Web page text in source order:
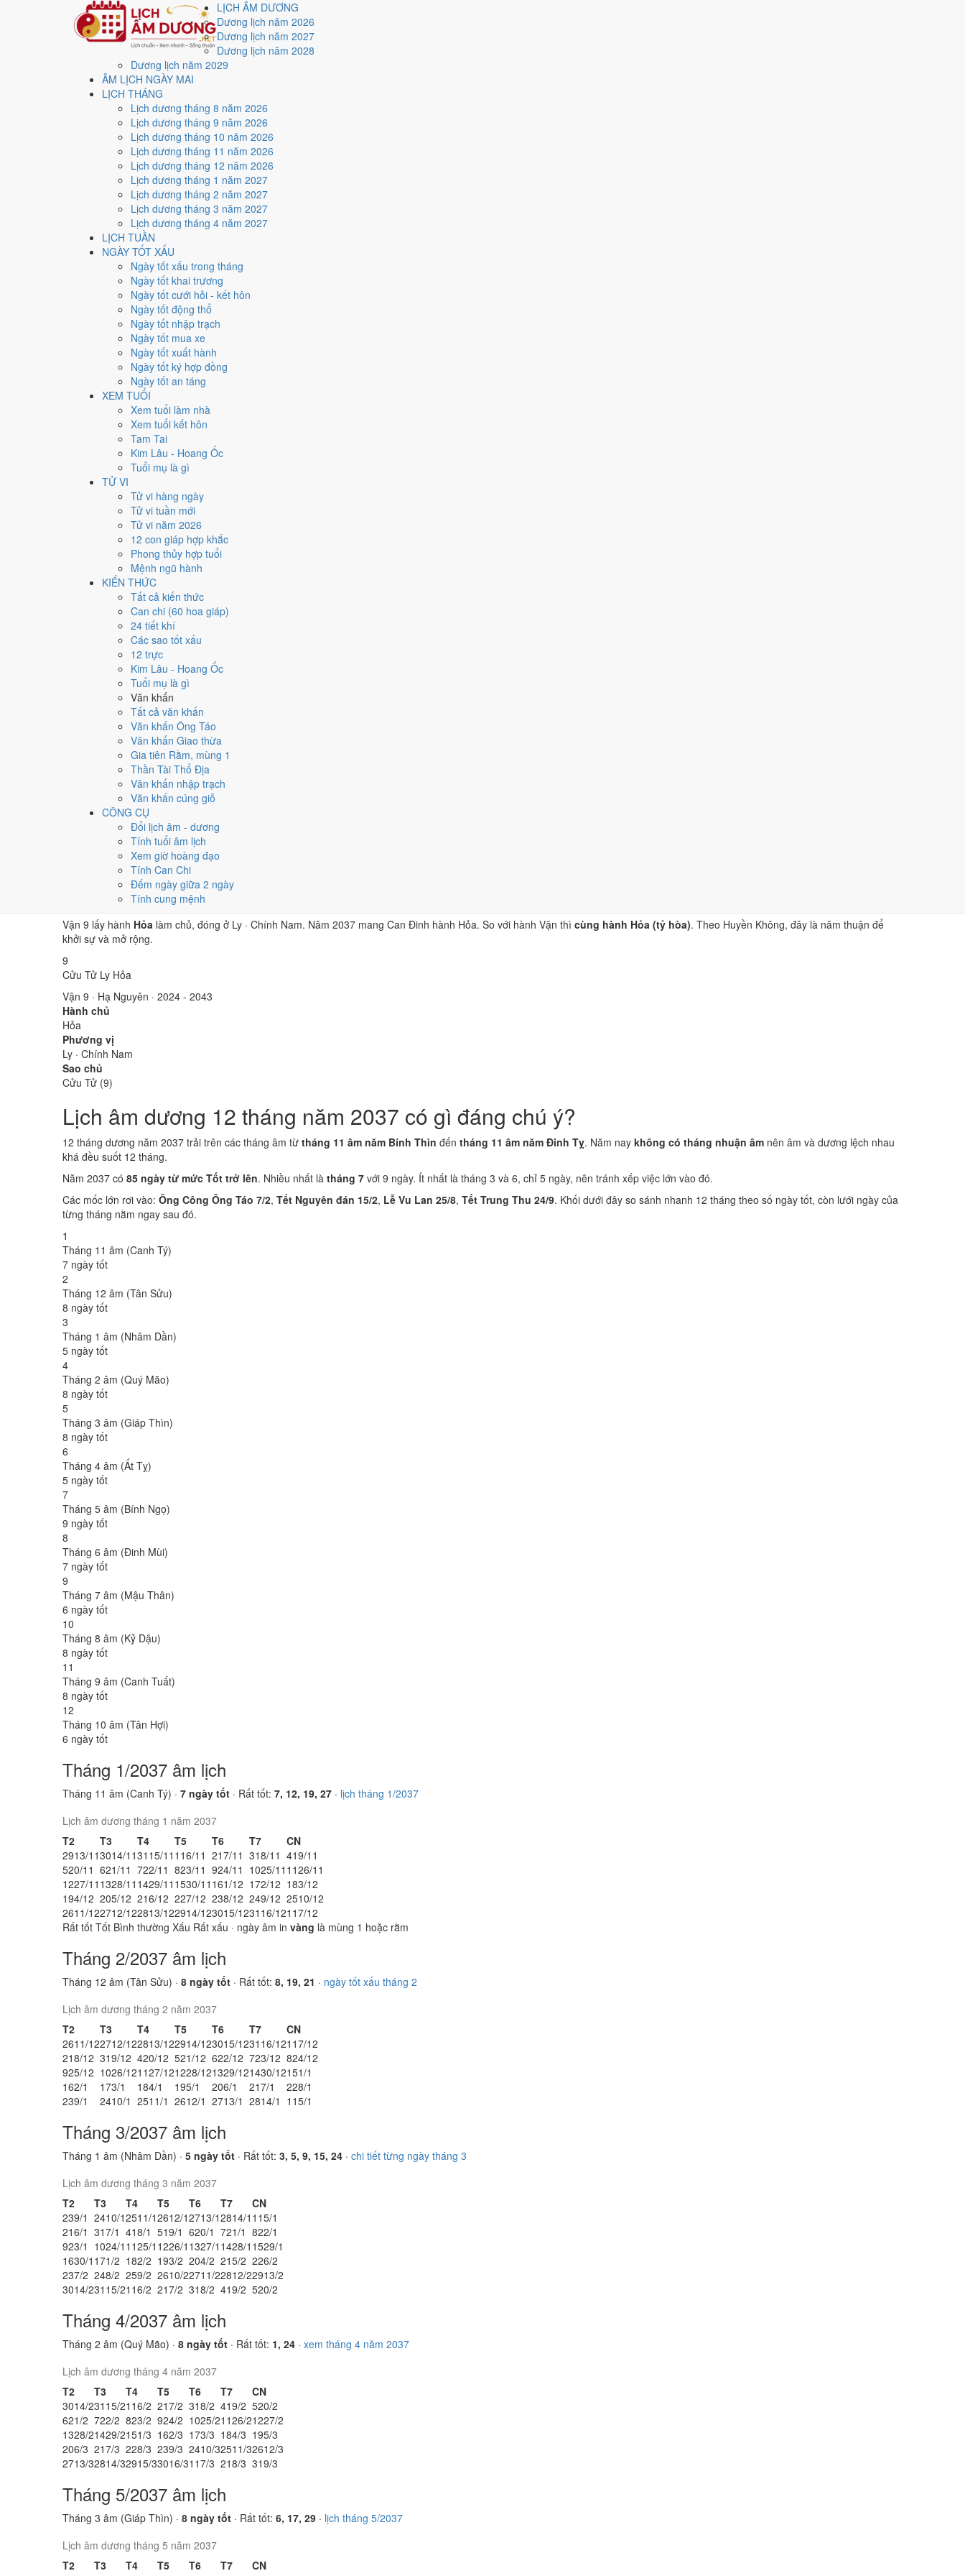
LỊCH ÂM DƯƠNG
Dương lịch năm 2026
Dương lịch năm 2027
Dương lịch năm 2028
Dương lịch năm 2029
ÂM LỊCH NGÀY MAI
LỊCH THÁNG
Lịch dương tháng 8 năm 2026
Lịch dương tháng 9 năm 2026
Lịch dương tháng 10 năm 2026
Lịch dương tháng 11 năm 2026
Lịch dương tháng 12 năm 2026
Lịch dương tháng 1 năm 2027
Lịch dương tháng 2 năm 2027
Lịch dương tháng 3 năm 2027
Lịch dương tháng 4 năm 2027
LỊCH TUẦN
NGÀY TỐT XẤU
Ngày tốt xấu trong tháng
Ngày tốt khai trương
Ngày tốt cưới hỏi - kết hôn
Ngày tốt động thổ
Ngày tốt nhập trạch
Ngày tốt mua xe
Ngày tốt xuất hành
Ngày tốt ký hợp đồng
Ngày tốt an táng
XEM TUỔI
Xem tuổi làm nhà
Xem tuổi kết hôn
Tam Tai
Kim Lâu - Hoang Ốc
Tuổi mụ là gì
TỬ VI
Tử vi hàng ngày
Tử vi tuần mới
Tử vi năm 2026
12 con giáp hợp khắc
Phong thủy hợp tuổi
Mệnh ngũ hành
KIẾN THỨC
Tất cả kiến thức
Can chi (60 hoa giáp)
24 tiết khí
Các sao tốt xấu
12 trực
Kim Lâu - Hoang Ốc
Tuổi mụ là gì
Văn khấn
Tất cả văn khấn
Văn khấn Ông Táo
Văn khấn Giao thừa
Gia tiên Rằm, mùng 1
Thần Tài Thổ Địa
Văn khấn nhập trạch
Văn khấn cúng giỗ
CÔNG CỤ
Đổi lịch âm - dương
Tính tuổi âm lịch
Xem giờ hoàng đạo
Tính Can Chi
Đếm ngày giữa 2 ngày
Tính cung mệnh
Trang chủ
Lịch năm 2037
Lịch âm dương năm 2037 - Đinh Tỵ · Cửu Tử Ly Hỏa
Nguyễn Minh An·Cập nhật: 30/07/2026
2037 (Đinh Tỵ), Tết Nguyên đán vào15/2/2037
Đinh Tỵ 2037 có Thiên Can Đinh hành Hỏa, Địa Chi Tỵ hành Hỏa. Nạp Âm là
85 ngày đạt mức Tốt trở lên, dồn nhiều nhất vào
Tết Nguyên đán rơi vào
15/2/2037
làm lễ giải đầu năm.
Ngày tốt trở lên
Ngày bình thường
Năm 2037 là năm con gì, mệnh gì?
Năm 2037 là nămĐinh Tỵ, Nạp Âm
tính cặp can chi này nằm ở bài
can chi Đinh Tỵ
Đinh Tỵ
Đinh Tỵ (Hỏa × Hỏa)
Sa Trung Thổ
Cửu Tử Ly Hỏa
Bảng phân tích Can Chi năm Đinh Tỵ
Chi tiết
Thiên Can (Đinh)
HỏaDương
Địa Chi (Tỵ)
HỏaDương · Con Tỵ
Thổ· Sa Trung Thổ
Thái Tuế
Tỵ (chính cung)
Màu hợp năm
Đỏ Xanh lá
Hoàng Đạo / Hắc Đạo183/182 ngày
Luận giải ngũ hành, Thái Tuế và màu hợp ở trên là quan niệm dân gian. Nguồn tham chiếu:
không phải kết luận khoa học.
Vận 9 Cửu Tử Ly Hỏa ảnh hưởng gì tới năm 2037?
Vận 9 lấy hành Hỏa làm chủ, đóng ở Ly · Chính Nam. Năm 2037 mang Can Đinh hành Hỏa. So với hành Vận thì cùng hành Hỏa (tỷ hòa). Theo Huyền Không, đây là năm thuận để
khởi sự và mở rộng.
9
Cửu Tử Ly Hỏa
Vận 9 · Hạ Nguyên · 2024 - 2043
Hành chủ
Hỏa
Phương vị
Ly · Chính Nam
Sao chủ
Cửu Tử (9)
Lịch âm dương 12 tháng năm 2037 có gì đáng chú ý?
12 tháng dương năm 2037 trải trên các tháng âm từ tháng 11 âm năm Bính Thìn đến tháng 11 âm năm Đinh Tỵ. Năm nay không có tháng nhuận âm nên âm và dương lệch nhau
khá đều suốt 12 tháng.
Năm 2037 có 85 ngày từ mức Tốt trở lên. Nhiều nhất là tháng 7 với 9 ngày. Ít nhất là tháng 3 và 6, chỉ 5 ngày, nên tránh xếp việc lớn vào đó.
Các mốc lớn rơi vào: Ông Công Ông Táo 7/2, Tết Nguyên đán 15/2, Lễ Vu Lan 25/8, Tết Trung Thu 24/9. Khối dưới đây so sánh nhanh 12 tháng theo số ngày tốt, còn lưới ngày của
từng tháng nằm ngay sau đó.
1
Tháng 11 âm (Canh Tý)
7 ngày tốt
2
Tháng 12 âm (Tân Sửu)
8 ngày tốt
3
Tháng 1 âm (Nhâm Dần)
5 ngày tốt
4
Tháng 2 âm (Quý Mão)
8 ngày tốt
5
Tháng 3 âm (Giáp Thìn)
8 ngày tốt
6
Tháng 4 âm (Ất Tỵ)
5 ngày tốt
7
Tháng 5 âm (Bính Ngọ)
9 ngày tốt
8
Tháng 6 âm (Đinh Mùi)
7 ngày tốt
9
Tháng 7 âm (Mậu Thân)
6 ngày tốt
10
Tháng 8 âm (Kỷ Dậu)
8 ngày tốt
11
Tháng 9 âm (Canh Tuất)
8 ngày tốt
12
Tháng 10 âm (Tân Hợi)
6 ngày tốt
Tháng 1/2037 âm lịch
Tháng 11 âm (Canh Tý) · 7 ngày tốt · Rất tốt: 7, 12, 19, 27 · lịch tháng 1/2037
Lịch âm dương tháng 1 năm 2037
T2
T3 T4 T5 T6 T7
CN
2913/113014/1131 15/11 1 16/11 217/11 318/11 419/11
520/11 621/11 722/11 823/11 924/11 1025/11 1126/11
1227/11 1328/11 1429/11 1530/11 161/12 172/12 183/12
194/12 205/12 216/12 227/12 238/12 249/12 2510/12
2611/122712/122813/122914/123015/1231 16/121 17/12
Rất tốt Tốt Bình thường Xấu Rất xấu · ngày âm in vàng là mùng 1 hoặc rằm
Tháng 2/2037 âm lịch
Tháng 12 âm (Tân Sửu) · 8 ngày tốt · Rất tốt: 8, 19, 21 · ngày tốt xấu tháng 2
Lịch âm dương tháng 2 năm 2037
T2
T3 T4 T5 T6 T7
CN
2611/122712/122813/122914/123015/1231 16/121 17/12
218/12 319/12 420/12 521/12 622/12 723/12 824/12
925/12 1026/121127/121228/121329/121430/12151/1
162/1 173/1 184/1 195/1 206/1 217/1 228/1
239/1 2410/1 2511/1 2612/1 2713/1 2814/1 1 15/1
Tháng 3/2037 âm lịch
Tháng 1 âm (Nhâm Dần) · 5 ngày tốt · Rất tốt: 3, 5, 9, 15, 24 · chi tiết từng ngày tháng 3
Lịch âm dương tháng 3 năm 2037
T2
T3 T4 T5 T6 T7
CN
239/1 2410/12511/12612/12713/12814/1 1 15/1
216/1 317/1 418/1 519/1 620/1 721/1 822/1
923/1 1024/1 1125/1 1226/1 1327/1 1428/1 1529/1
1630/1 171/2 182/2 193/2 204/2 215/2 226/2
237/2 248/2 259/2 2610/22711/22812/22913/2
3014/231 15/21 16/2 217/2 318/2 419/2 520/2
Tháng 4/2037 âm lịch
Tháng 2 âm (Quý Mão) · 8 ngày tốt · Rất tốt: 1, 24 · xem tháng 4 năm 2037
Lịch âm dương tháng 4 năm 2037
T2
T3 T4 T5 T6 T7
CN
3014/231 15/21 16/2 217/2 318/2 419/2 520/2
621/2 722/2 823/2 924/2 1025/21126/21227/2
1328/21429/2151/3 162/3 173/3 184/3 195/3
206/3 217/3 228/3 239/3 2410/32511/32612/3
2713/32814/32915/33016/31 17/3 218/3 319/3
Tháng 5/2037 âm lịch
Tháng 3 âm (Giáp Thìn) · 8 ngày tốt · Rất tốt: 6, 17, 29 · lịch tháng 5/2037
Lịch âm dương tháng 5 năm 2037
T2
T3 T4 T5 T6 T7
CN